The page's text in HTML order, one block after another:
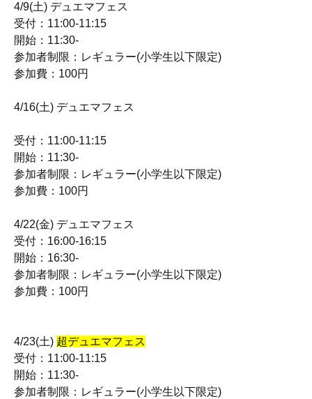
4/9(土) デュエマフェス
受付：11:00-11:15
開始：11:30-
参加者制限：レギュラー(小学生以下限定)
参加費：100円
4/16(土) デュエマフェス
受付：11:00-11:15
開始：11:30-
参加者制限：レギュラー(小学生以下限定)
参加費：100円
4/22(金) デュエマフェス
受付：16:00-16:15
開始：16:30-
参加者制限：レギュラー(小学生以下限定)
参加費：100円
4/23(土) 超デュエマフェス
受付：11:00-11:15
開始：11:30-
参加者制限：レギュラー(小学生以下限定)